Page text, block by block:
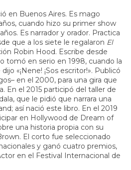
en Buenos Aires. Es mago
cuando hizo su primer show
Es narrador y orador. Practica
que a los siete le regalaron El
Robin Hood. Escribe desde
tomó en serio en 1998, cuando la
«¡Nene! ¡Sos escritor!». Publicó
en el 2000, para una gira que
En el 2015 participó del taller de
que le pidió que narrara una
así nació este libro. En el 2019
en Hollywood de Dream of
una historia propia con su
El corto fue seleccionado
y ganó cuatro premios,
en el Festival Internacional de